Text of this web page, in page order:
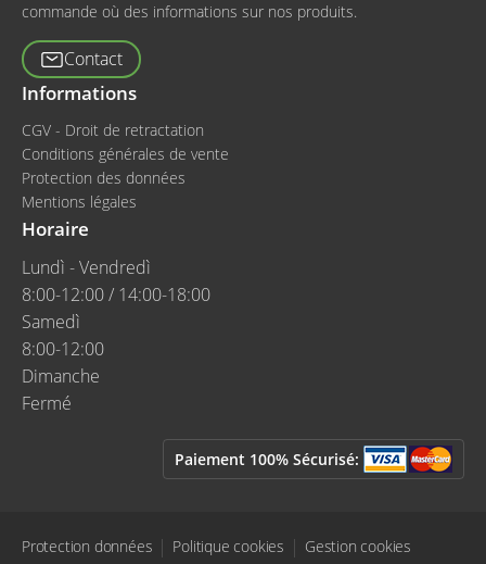
commande où des informations sur nos produits.
Contact
Informations
CGV - Droit de retractation
Conditions générales de vente
Protection des données
Mentions légales
Horaire
Lundì - Vendredì
8:00-12:00 / 14:00-18:00
Samedì
8:00-12:00
Dimanche
Fermé
Paiement 100% Sécurisé:
Protection données Politique cookies Gestion cookies